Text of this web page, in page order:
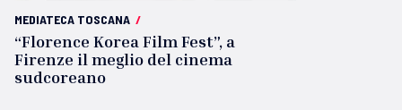
MEDIATECA TOSCANA /
“Florence Korea Film Fest”, a
Firenze il meglio del cinema
sudcoreano